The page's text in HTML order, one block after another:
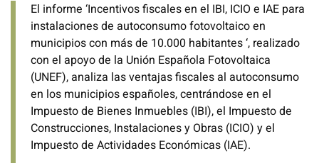
El informe ‘Incentivos fiscales en el IBI, ICIO e IAE para
instalaciones de autoconsumo fotovoltaico en
municipios con más de 10.000 habitantes ‘, realizado
con el apoyo de la Unión Española Fotovoltaica
(UNEF), analiza las ventajas fiscales al autoconsumo
en los municipios españoles, centrándose en el
Impuesto de Bienes Inmuebles (IBI), el Impuesto de
Construcciones, Instalaciones y Obras (ICIO) y el
Impuesto de Actividades Económicas (IAE).